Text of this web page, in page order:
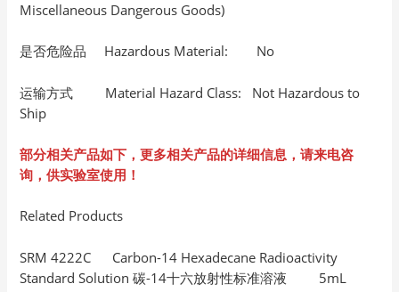
Miscellaneous Dangerous Goods)
是否危险品 Hazardous Material: No
运输方式 Material Hazard Class: Not Hazardous to
Ship
部分相关产品如下，更多相关产品的详细信息，请来电咨
询，供实验室使用！
Related Products
SRM 4222C Carbon-14 Hexadecane Radioactivity
Standard Solution 碳-14十六放射性标准溶液 5mL